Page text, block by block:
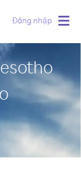
Đăng nhập